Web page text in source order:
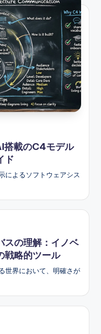
載のC4モデル
ド
によるソフトウェアシス
スの理解：イノベ
戦略的ツール
世界において、明確さが